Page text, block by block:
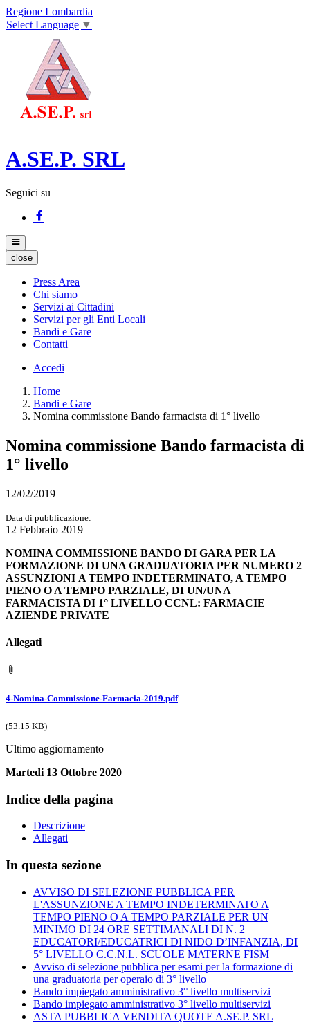
Regione Lombardia
Select Language ▼
A.SE.P. SRL
Seguici su
close
Press Area
Chi siamo
Servizi ai Cittadini
Servizi per gli Enti Locali
Bandi e Gare
Contatti
Accedi
Home
Bandi e Gare
Nomina commissione Bando farmacista di 1° livello
Nomina commissione Bando farmacista di
1° livello
12/02/2019
Data di pubblicazione:
12 Febbraio 2019
NOMINA COMMISSIONE BANDO DI GARA PER LA
FORMAZIONE DI UNA GRADUATORIA PER NUMERO 2
ASSUNZIONI A TEMPO INDETERMINATO, A TEMPO
PIENO O A TEMPO PARZIALE, DI UN/UNA
FARMACISTA DI 1° LIVELLO CCNL: FARMACIE
AZIENDE PRIVATE
Allegati
4-Nomina-Commissione-Farmacia-2019.pdf
(53.15 KB)
Ultimo aggiornamento
Martedi 13 Ottobre 2020
Indice della pagina
Descrizione
Allegati
In questa sezione
AVVISO DI SELEZIONE PUBBLICA PER
L'ASSUNZIONE A TEMPO INDETERMINATO A
TEMPO PIENO O A TEMPO PARZIALE PER UN
MINIMO DI 24 ORE SETTIMANALI DI N. 2
EDUCATORI/EDUCATRICI DI NIDO D’INFANZIA, DI
5° LIVELLO C.C.N.L. SCUOLE MATERNE FISM
Avviso di selezione pubblica per esami per la formazione di
una graduatoria per operaio di 3° livello
Bando impiegato amministrativo 3° livello multiservizi
Bando impiegato amministrativo 3° livello multiservizi
ASTA PUBBLICA VENDITA QUOTE A.SE.P. SRL